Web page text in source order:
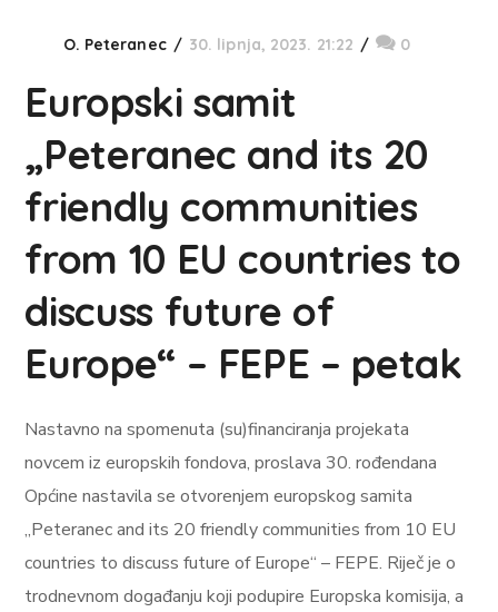
O. Peteranec 30. lipnja, 2023. 21:22 0
Europski samit
„Peteranec and its 20
friendly communities
from 10 EU countries to
discuss future of
Europe“ – FEPE – petak
Nastavno na spomenuta (su)financiranja projekata
novcem iz europskih fondova, proslava 30. rođendana
Općine nastavila se otvorenjem europskog samita
„Peteranec and its 20 friendly communities from 10 EU
countries to discuss future of Europe“ – FEPE. Riječ je o
trodnevnom događanju koji podupire Europska komisija, a